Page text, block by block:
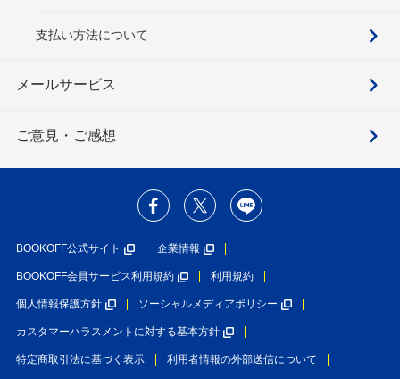
支払い方法について
メールサービス
ご意見・ご感想
BOOKOFF公式サイト 企業情報
BOOKOFF会員サービス利用規約 利用規約
個人情報保護方針 ソーシャルメディアポリシー
カスタマーハラスメントに対する基本方針
特定商取引法に基づく表示 利用者情報の外部送信について